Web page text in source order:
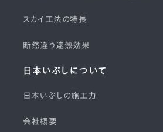
スカイ工法の特長
断然違う遮熱効果
日本いぶしについて
日本いぶしの施工力
会社概要